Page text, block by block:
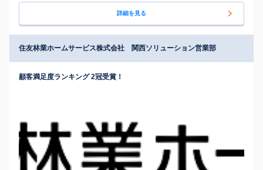
詳細を見る
住友林業ホームサービス株式会社 関西ソリューション営業部
顧客満足度ランキング 2冠受賞！